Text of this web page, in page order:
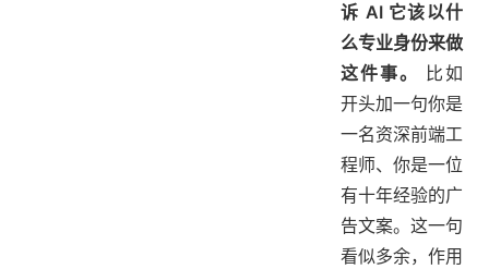
诉 AI 它该以什
么专业身份来做
这件事。
比如
开头加一句你是
一名资深前端工
程师、你是一位
有十年经验的广
告文案。这一句
看似多余，作用